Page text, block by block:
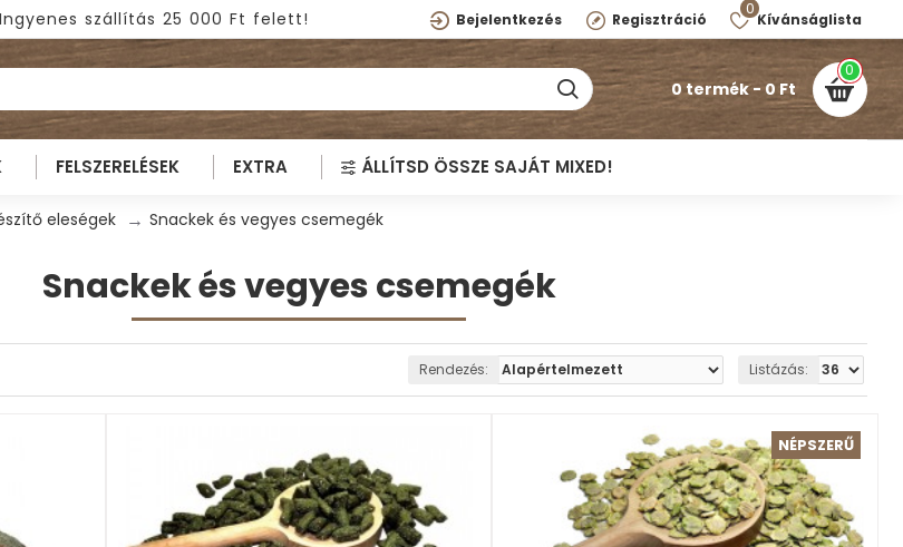
Ingyenes szállítás 25 000 Ft felett! Bejelentkezés Regisztráció Kívánságlista
0
0 termék - 0 Ft
0
FELSZERELÉSEK EXTRA ÁLLÍTSD ÖSSZE SAJÁT MIXED!
eleségek Snackek és vegyes csemegék
Snackek és vegyes csemegék
Rendezés: Listázás:
NÉPSZERŰ